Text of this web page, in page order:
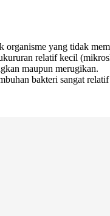
organisme yang tidak
relatif kecil
maupun merugikan.
bakteri sangat relatif